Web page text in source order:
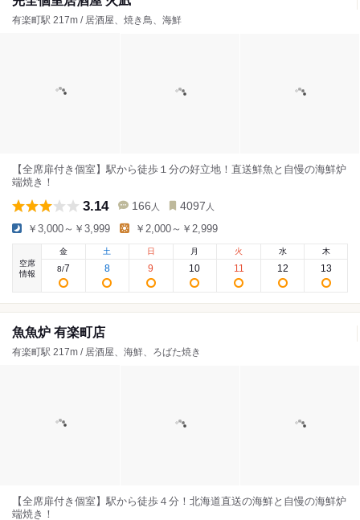
有楽町駅 217m / 居酒屋、焼き鳥、海鮮
【全席扉付き個室】駅から徒歩１分の好立地！直送鮮魚と自慢の海鮮炉
端焼き！
3.14 166 人 4097 人
￥3,000～￥3,999 ￥2,000～￥2,999
空席
情報
金
8/7
土
8
日
9
月
10
火
11
水
12
木
13
魚魚炉 有楽町店
有楽町駅 217m / 居酒屋、海鮮、ろばた焼き
【全席扉付き個室】駅から徒歩４分！北海道直送の海鮮と自慢の海鮮炉
端焼き！